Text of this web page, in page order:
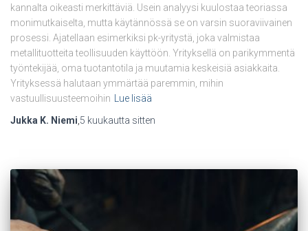
kannalta oikeasti merkittäviä. Usein analyysi kuulostaa teoriassa
monimutkaiselta, mutta käytännössä se on varsin suoraviivainen
prosessi. Ajatellaan esimerkiksi pk-yritystä, joka valmistaa
metallituotteita teollisuuden käyttöön. Yrityksellä on parikymmentä
työntekijää, oma tuotantotila ja muutamia keskeisiä asiakkaita.
Yrityksessä halutaan ymmärtää paremmin, mihin
vastuullisuusteemoihin
Lue lisää
Jukka K. Niemi 5 kuukautta sitten